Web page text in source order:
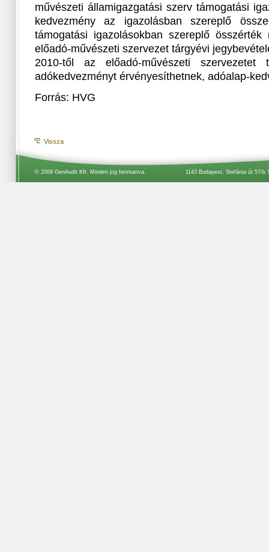
művészeti államigazgatási szerv támogatási
kedvezmény az igazolásban szereplő
támogatási igazolásokban szereplő
előadó-művészeti szervezet tárgyévi
2010-től az előadó-művészeti szervezetet
adókedvezményt érvényesíthetnek, adóalap-
Forrás: HVG
Vissza
1143 Budapest, Stefánia út 57/b
© 2009 GenAudit Kft. Minden jog fenntartva.